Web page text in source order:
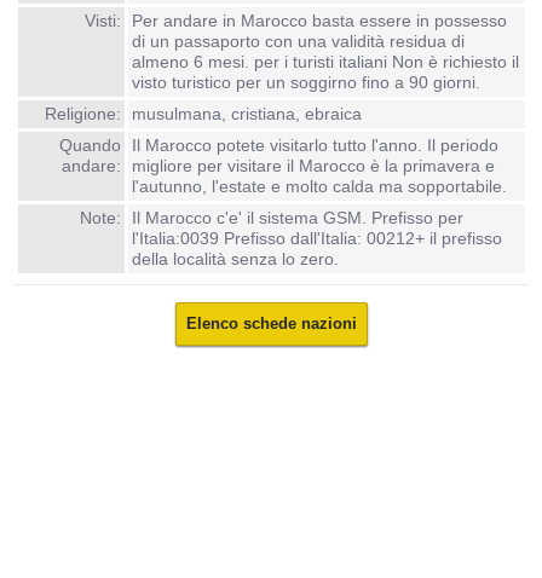
Visti:
Per andare in Marocco basta essere in possesso
di un passaporto con una validità residua di
almeno 6 mesi. per i turisti italiani Non è richiesto il
visto turistico per un soggirno fino a 90 giorni.
Religione:
musulmana, cristiana, ebraica
Quando
andare:
Il Marocco potete visitarlo tutto l'anno. Il periodo
migliore per visitare il Marocco è la primavera e
l'autunno, l'estate e molto calda ma sopportabile.
Note:
Il Marocco c'e' il sistema GSM. Prefisso per
l'Italia:0039 Prefisso dall'Italia: 00212+ il prefisso
della località senza lo zero.
Elenco schede nazioni